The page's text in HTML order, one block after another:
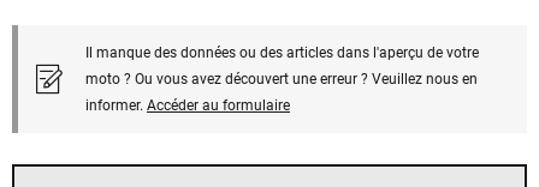
Il manque des données ou des articles dans l'aperçu de votre
moto ? Ou vous avez découvert une erreur ? Veuillez nous en
informer. Accéder au formulaire